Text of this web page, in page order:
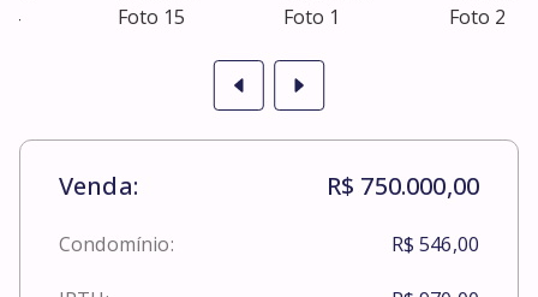
Venda: R$ 750.000,00
Condomínio: R$ 546,00